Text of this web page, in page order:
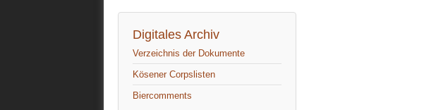
Digitales Archiv
Verzeichnis der Dokumente
Kösener Corpslisten
Biercomments